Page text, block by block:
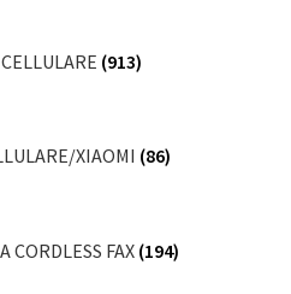
(913)
XIAOMI (86)
CORDLESS FAX(194)